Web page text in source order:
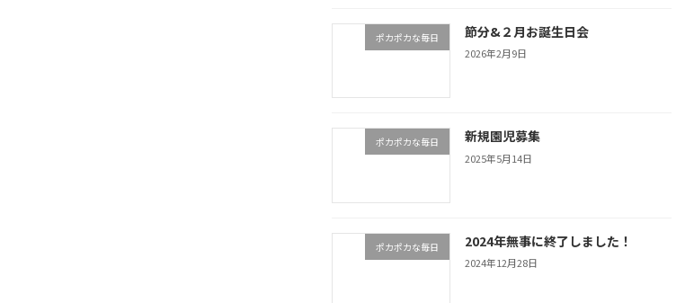
ポカポカな毎日 節分&２月お誕生日会
2026年2月9日
ポカポカな毎日 新規園児募集
2025年5月14日
ポカポカな毎日 2024年無事に終了しました！
2024年12月28日